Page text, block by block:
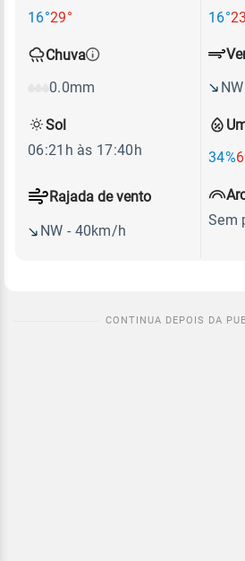
16°29°
16°
Chuva
0.0mm
34%
Rajada de vento
NW - 40km/h
Sol
06:21h às 17:40h
Sem